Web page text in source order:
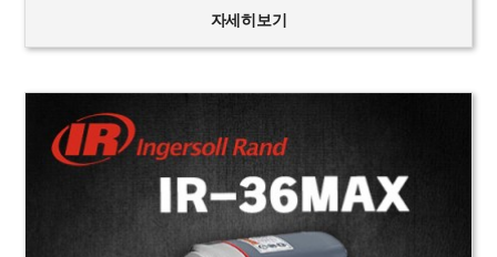
자세히보기